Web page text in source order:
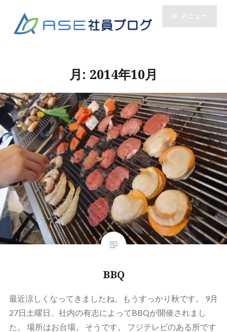
キ
ッ
メニュー
月: 2014年10月
BBQ
最近涼しくなってきましたね。もうすっかり秋です。 9月
27日土曜日、社内の有志によってBBQが開催されまし
た。 場所はお台場。 そうです。 フジテレビのある所です